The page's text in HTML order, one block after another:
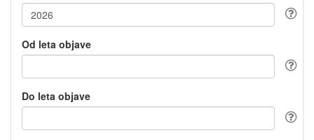
Od leta objave
Do leta objave